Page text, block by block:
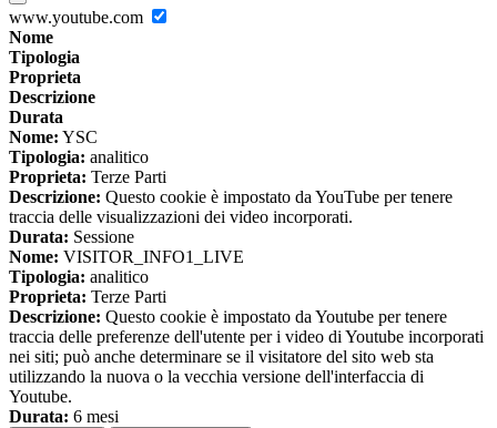
www.youtube.com
Nome
Tipologia
Proprieta
Descrizione
Durata
Nome: YSC
Tipologia: analitico
Proprieta: Terze Parti
Descrizione: Questo cookie è impostato da YouTube per tenere
traccia delle visualizzazioni dei video incorporati.
Durata: Sessione
Nome: VISITOR_INFO1_LIVE
Tipologia: analitico
Proprieta: Terze Parti
Descrizione: Questo cookie è impostato da Youtube per tenere
traccia delle preferenze dell'utente per i video di Youtube incorporati
nei siti; può anche determinare se il visitatore del sito web sta
utilizzando la nuova o la vecchia versione dell'interfaccia di
Youtube.
Durata: 6 mesi